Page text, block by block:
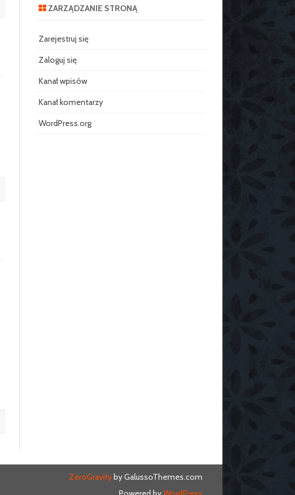
ZARZĄDZANIE STRONĄ
Zarejestruj się
Zaloguj się
Kanał wpisów
Kanał komentarzy
WordPress.org
ZeroGravity by GalussoThemes.com